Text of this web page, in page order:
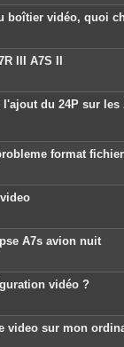
boîtier vidéo, quoi
III A7S II
du 24P sur les
format
A7s avion nuit
vidéo ?
video sur mon